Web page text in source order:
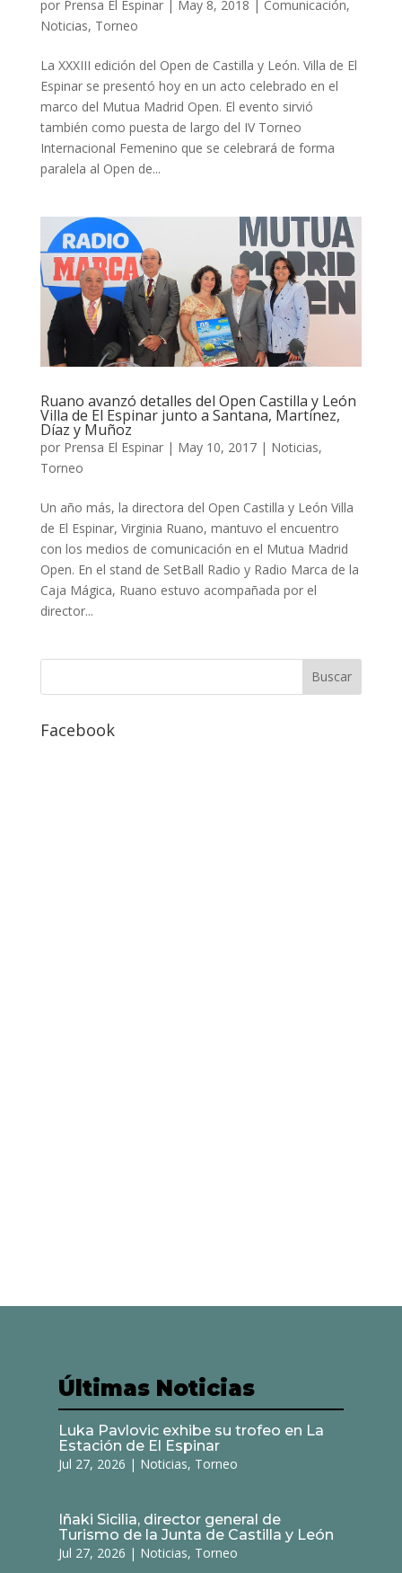
por Prensa El Espinar| May 8, 2018 Comunicación,
Noticias, Torneo
La XXXIII edición del Open de Castilla y León. Villa de El
Espinar se presentó hoy en un acto celebrado en el
marco del Mutua Madrid Open. El evento sirvió
también como puesta de largo del IV Torneo
Internacional Femenino que se celebrará de forma
paralela al Open de...
Ruano avanzó detalles del Open Castilla y León
Villa de El Espinar junto a Santana, Martínez,
Díaz y Muñoz
por Prensa El Espinar| May 10, 2017| Noticias,
Torneo
Un año más, la directora del Open Castilla y León Villa
de El Espinar, Virginia Ruano, mantuvo el encuentro
con los medios de comunicación en el Mutua Madrid
Open. En el stand de SetBall Radio y Radio Marca de la
Caja Mágica, Ruano estuvo acompañada por el
director...
Facebook
Últimas Noticias
Luka Pavlovic exhibe su trofeo en La
Estación de El Espinar
Jul 27, 2026 | Noticias, Torneo
Iñaki Sicilia, director general de
Turismo de la Junta de Castilla y León
Jul 27, 2026 | Noticias, Torneo